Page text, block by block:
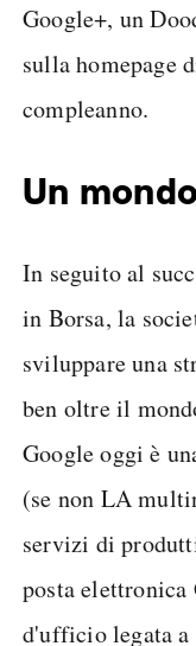
Google+, un
sulla homepage
compleanno.
Un
In seguito al
in Borsa, la
sviluppare una
ben oltre il
Google oggi è
(se non LA
servizi di
posta
d'ufficio legata a